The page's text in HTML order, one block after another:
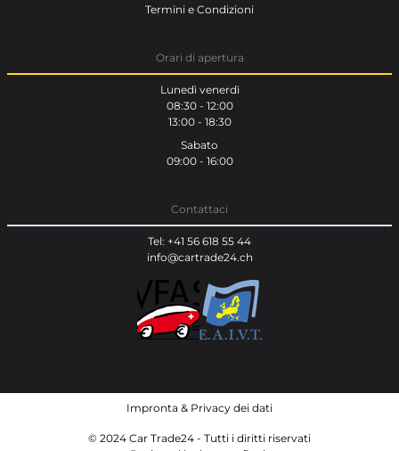
Termini e Condizioni
Orari di apertura
Lunedì venerdì
08:30 - 12:00
13:00 - 18:30
Sabato
09:00 - 16:00
Contattaci
Tel: +41 56 618 55 44
info@cartrade24.ch
Impronta & Privacy dei dati
© 2024 Car Trade24 - Tutti i diritti riservati